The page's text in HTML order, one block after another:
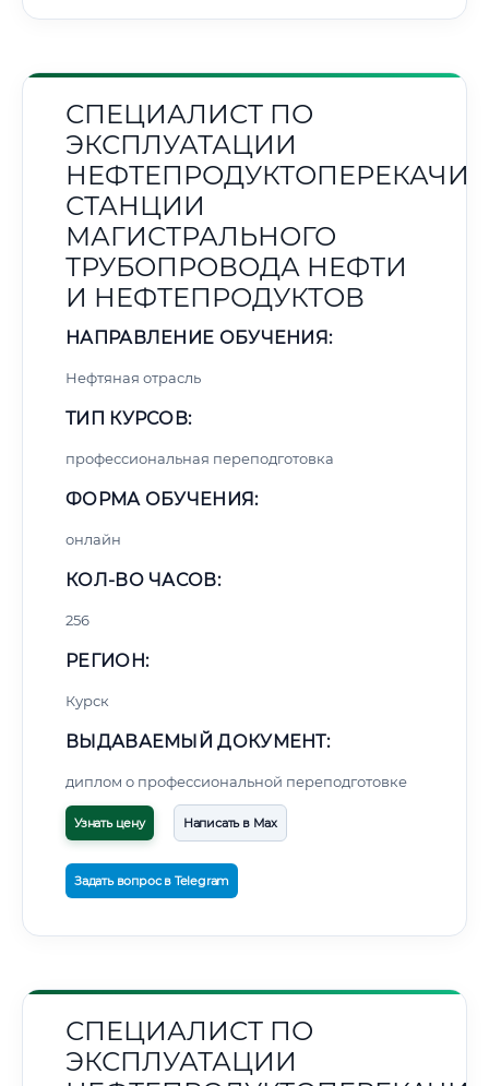
СПЕЦИАЛИСТ ПО
ЭКСПЛУАТАЦИИ
СТАНЦИИ
МАГИСТРАЛЬНОГО
ТРУБОПРОВОДА НЕФТИ
И НЕФТЕПРОДУКТОВ
НАПРАВЛЕНИЕ ОБУЧЕНИЯ:
Нефтяная отрасль
ТИП КУРСОВ:
профессиональная переподготовка
ФОРМА ОБУЧЕНИЯ:
онлайн
КОЛ-ВО ЧАСОВ:
256
РЕГИОН:
Курск
ВЫДАВАЕМЫЙ ДОКУМЕНТ:
диплом о профессиональной переподготовке
Узнать цену Написать в Max
Задать вопрос в Telegram
СПЕЦИАЛИСТ ПО
ЭКСПЛУАТАЦИИ